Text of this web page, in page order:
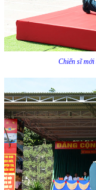
Chiến sĩ mới